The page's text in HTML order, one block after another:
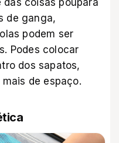
coisas poupará
de ganga,
podem ser
Podes colocar
dos sapatos,
de espaço.